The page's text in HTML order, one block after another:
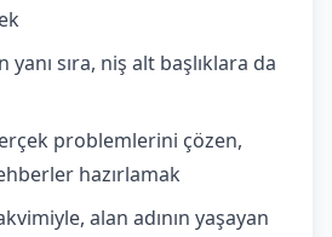
yanı sıra, niş alt başlıklara da
problemlerini çözen,
hazırlamak
alan adının yaşayan